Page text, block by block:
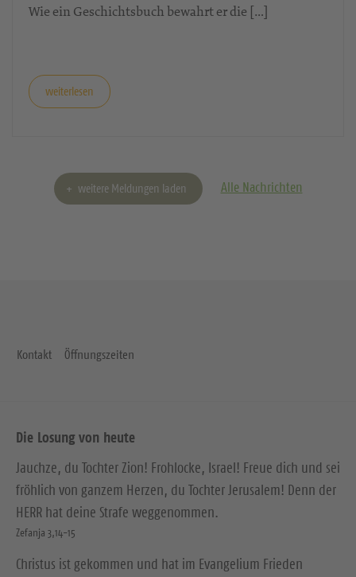
Wie ein Geschichtsbuch bewahrt er die […]
weiterlesen
weitere Meldungen laden Alle Nachrichten
Kontakt Öffnungszeiten
Die Losung von heute
Jauchze, du Tochter Zion! Frohlocke, Israel! Freue dich und sei
fröhlich von ganzem Herzen, du Tochter Jerusalem! Denn der
HERR hat deine Strafe weggenommen.
Zefanja 3,14-15
Christus ist gekommen und hat im Evangelium Frieden